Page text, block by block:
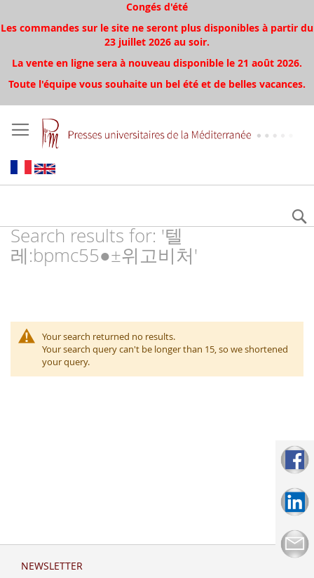
Congés d'été
Les commandes sur le site ne seront plus disponibles à partir du
23 juillet 2026 au soir.
La vente en ligne sera à nouveau disponible le 21 août 2026.
Toute l'équipe vous souhaite un bel été et de belles vacances.
Search results for: '텔
레:bpmc55●±위고비처'
Your search returned no results.
Your search query can't be longer than 15, so we shortened
your query.
NEWSLETTER